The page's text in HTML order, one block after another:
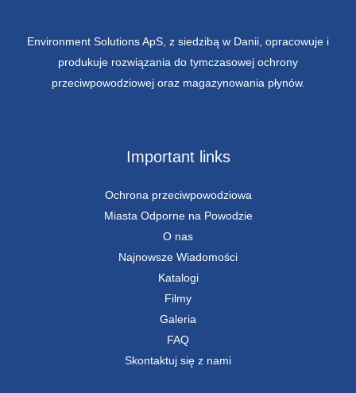
Environment Solutions ApS, z siedzibą w Danii, opracowuje i
produkuje rozwiązania do tymczasowej ochrony
przeciwpowodziowej oraz magazynowania płynów.
Important links
Ochrona przeciwpowodziowa
Miasta Odporne na Powodzie
O nas
Najnowsze Wiadomości
Katalogi
Filmy
Galeria
FAQ
Skontaktuj się z nami